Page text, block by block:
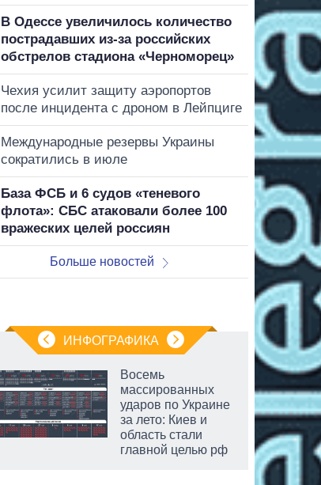
В Одессе увеличилось количество
пострадавших из-за российских
обстрелов стадиона «Черноморец»
Чехия усилит защиту аэропортов
после инцидента с дроном в Лейпциге
Международные резервы Украины
сократились в июле
База ФСБ и 6 судов «теневого
флота»: СБС атаковали более 100
вражеских целей россиян
Больше новостей
ИНФОГРАФИКА
Восемь
массированных
ударов по Украине
за лето: Киев и
область стали
главной целью рф